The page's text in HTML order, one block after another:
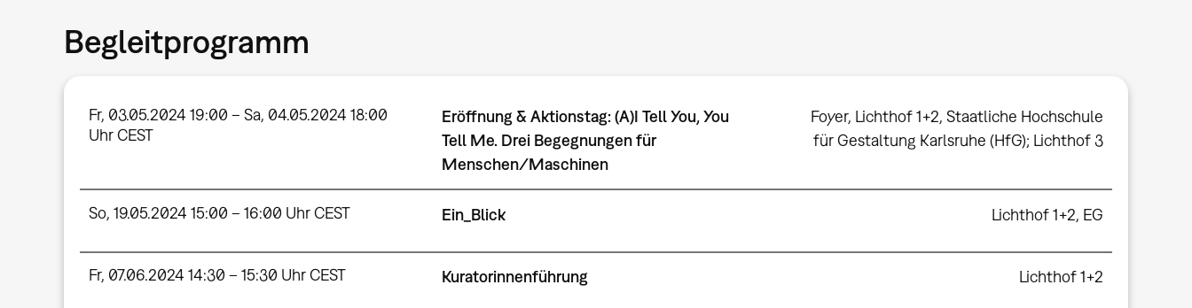
Begleitprogramm
Fr, 03.05.2024 19:00 – Sa, 04.05.2024 18:00
Uhr CEST
Eröffnung & Aktionstag: (A)I Tell You, You
Tell Me. Drei Begegnungen für
Menschen/Maschinen
Foyer, Lichthof 1+2,Staatliche Hochschule
für Gestaltung Karlsruhe (HfG); Lichthof 3
So, 19.05.2024 15:00 – 16:00 Uhr CEST Ein_Blick Lichthof 1+2, EG
Fr, 07.06.2024 14:30 – 15:30 Uhr CEST Kuratorinnenführung Lichthof 1+2